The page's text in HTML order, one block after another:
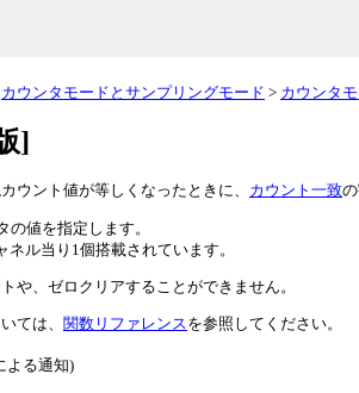
カウンタモードとサンプリングモード > カウンタ
]
ウント値が等しくなったときに、 カウント一致
の値を指定します。
ル当り1個搭載されています。
や、ゼロクリアすることができません。
ては、 関数リファレンスを参照してください。
よる通知)